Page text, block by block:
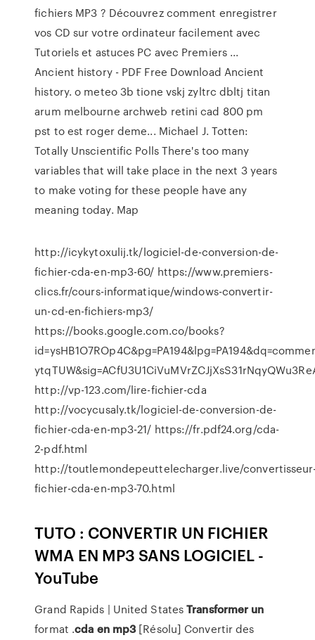
fichiers MP3 ? Découvrez comment enregistrer
vos CD sur votre ordinateur facilement avec
Tutoriels et astuces PC avec Premiers ...
Ancient history - PDF Free Download Ancient
history. o meteo 3b tione vskj zyltrc dbltj titan
arum melbourne archweb retini cad 800 pm
pst to est roger deme... Michael J. Totten:
Totally Unscientific PollsThere's too many
variables that will take place in the next 3 years
to make voting for these people have any
meaning today. Map
http://icykytoxulij.tk/logiciel-de-conversion-de-
fichier-cda-en-mp3-60/ https://www.premiers-
clics.fr/cours-informatique/windows-convertir-
un-cd-en-fichiers-mp3/
https://books.google.com.co/books?
http://vp-123.com/lire-fichier-cda
http://vocycusaly.tk/logiciel-de-conversion-de-
fichier-cda-en-mp3-21/ https://fr.pdf24.org/cda-
2-pdf.html
http://toutlemondepeuttelecharger.live/
fichier-cda-en-mp3-70.html
TUTO : CONVERTIR UN FICHIER
WMA EN MP3 SANS LOGICIEL -
YouTube
Grand Rapids | United StatesTransformer un
format .cda en mp3[Résolu] Convertir des